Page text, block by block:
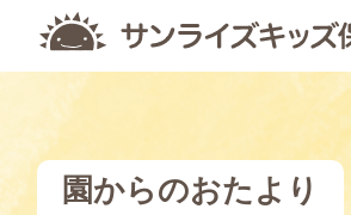
園からのおたより